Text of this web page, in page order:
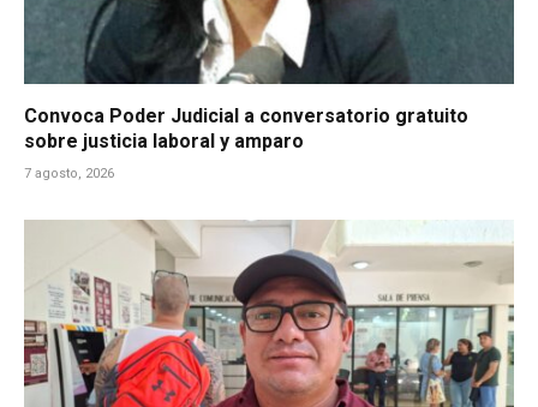
Convoca Poder Judicial a conversatorio gratuito
sobre justicia laboral y amparo
7 agosto, 2026